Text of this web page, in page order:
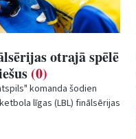
otrajā spēlē
(0)
komanda šodien
līgas (LBL) finālsērijas